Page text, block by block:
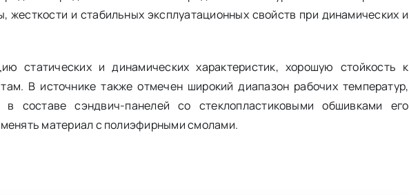
и стабильных эксплуатационных свойств при динамических и
статических и динамических характеристик, хорошую стойкость к
В источнике также отмечен широкий диапазон рабочих температур,
составе сэндвич-панелей со стеклопластиковыми обшивками его
материал с полиэфирными смолами.